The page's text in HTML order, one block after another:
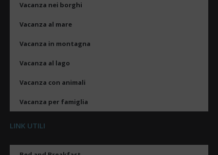
Vacanza nei borghi
Vacanza al mare
Vacanza in montagna
Vacanza al lago
Vacanza con animali
Vacanza per famiglia
LINK UTILI